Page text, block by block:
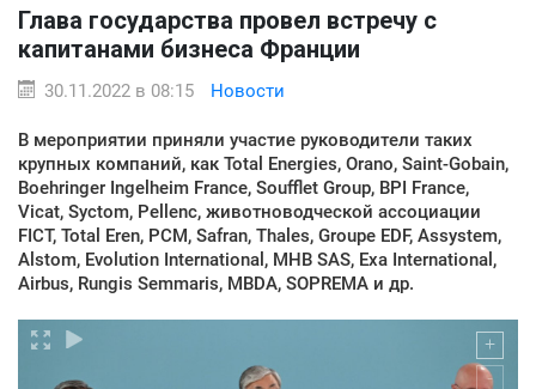
Глава государства провел встречу с
капитанами бизнеса Франции
30.11.2022 в 08:15 Новости
В мероприятии приняли участие руководители таких
крупных компаний, как Total Energies, Orano, Saint-Gobain,
Boehringer Ingelheim France, Soufflet Group, BPI France,
Vicat, Syctom, Pellenc, животноводческой ассоциации
FICT, Total Eren, PCM, Safran, Thales, Groupe EDF, Assystem,
Alstom, Evolution International, MHB SAS, Exa International,
Airbus, Rungis Semmaris, MBDA, SOPREMA и др.